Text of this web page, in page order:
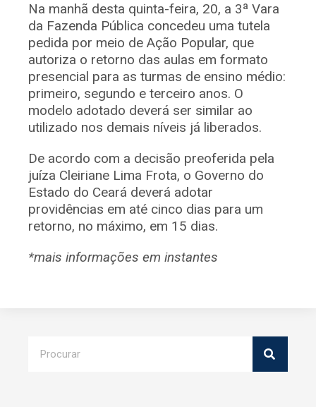
Na manhã desta quinta-feira, 20, a 3ª Vara
da Fazenda Pública concedeu uma tutela
pedida por meio de Ação Popular, que
autoriza o retorno das aulas em formato
presencial para as turmas de ensino médio:
primeiro, segundo e terceiro anos. O
modelo adotado deverá ser similar ao
utilizado nos demais níveis já liberados.
De acordo com a decisão preoferida pela
juíza Cleiriane Lima Frota, o Governo do
Estado do Ceará deverá adotar
providências em até cinco dias para um
retorno, no máximo, em 15 dias.
*mais informações em instantes